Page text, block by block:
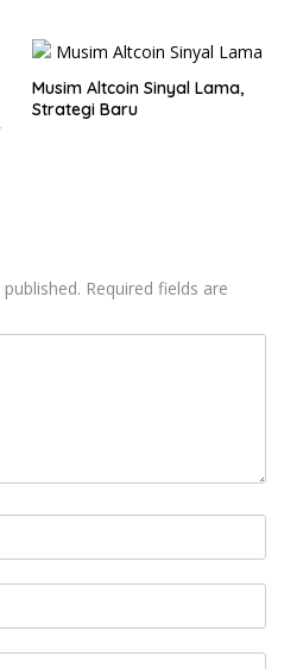
Musim Altcoin Sinyal Lama,
Strategi Baru
Required fields are